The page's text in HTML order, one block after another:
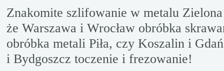
Znakomite szlifowanie w metalu
że Warszawa i Wrocław obróbka
obróbka metali Piła, czy Koszalin i
i Bydgoszcz toczenie i frezowanie!